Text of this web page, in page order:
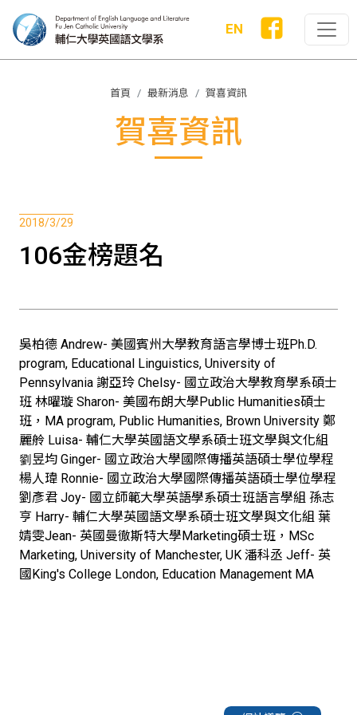
EN
首頁 最新消息 賀喜資訊
賀喜資訊
2018/3/29
106金榜題名
吳柏德 Andrew- 美國賓州大學教育語言學博士班Ph.D.
program, Educational Linguistics, University of
Pennsylvania 謝亞玲 Chelsy- 國立政治大學教育學系碩士
班 林曜璇 Sharon- 美國布朗大學Public Humanities碩士
班，MA program, Public Humanities, Brown University 鄭
麗舲 Luisa- 輔仁大學英國語文學系碩士班文學與文化組
劉昱均 Ginger- 國立政治大學國際傳播英語碩士學位學程
楊人瑋 Ronnie- 國立政治大學國際傳播英語碩士學位學程
劉彥君 Joy- 國立師範大學英語學系碩士班語言學組 孫志
亨 Harry- 輔仁大學英國語文學系碩士班文學與文化組 葉
婧雯Jean- 英國曼徹斯特大學Marketing碩士班，MSc
Marketing, University of Manchester, UK 潘科丞 Jeff- 英
國King's College London, Education Management MA